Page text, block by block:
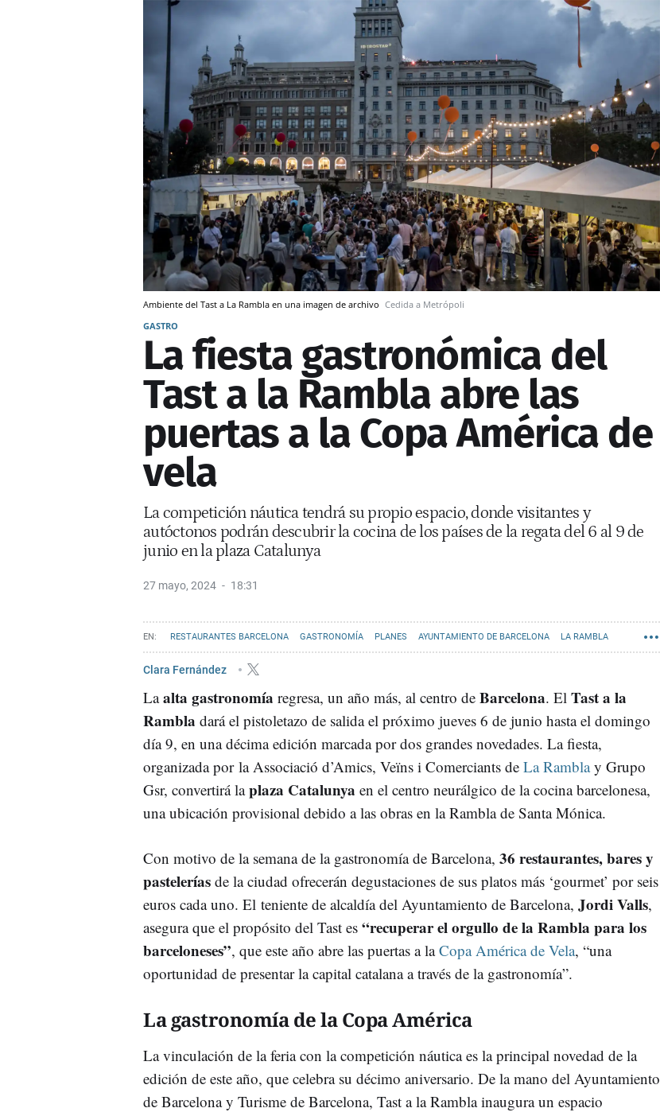
Ambiente del Tast a La Rambla en una imagen de archivo Cedida a Metrópoli
GASTRO
La fiesta gastronómica del
Tast a la Rambla abre las
puertas a la Copa América de
vela
La competición náutica tendrá su propio espacio, donde visitantes y
autóctonos podrán descubrir la cocina de los países de la regata del 6 al 9 de
junio en la plaza Catalunya
27 mayo, 2024 18:31
RESTAURANTES BARCELONA GASTRONOMÍA PLANES AYUNTAMIENTO DE BARCELONA LA RAMBLA
COPA AMÉRICA DE VELA BARCELONA
Clara Fernández
Laalta gastronomía regresa, un año más, al centro de Barcelona. El Tast a la
Rambla dará el pistoletazo de salida el próximo jueves 6 de junio hasta el domingo
día 9, en una décima edición marcada por dos grandes novedades. La fiesta,
organizada por la Associació d’Amics, Veïns i Comerciants de La Ramblay Grupo
Gsr, convertirá laplaza Catalunya en el centro neurálgico de la cocina barcelonesa,
una ubicación provisional debido a las obras en la Rambla de Santa Mónica.
Con motivo de la semana de la gastronomía de Barcelona, 36 restaurantes, bares y
pastelerías de la ciudad ofrecerán degustaciones de sus platos más ‘gourmet’ por seis
euros cada uno. El teniente de alcaldía del Ayuntamiento de Barcelona, Jordi Valls,
asegura que el propósito del Tast es “recuperar el orgullo de la Rambla para los
barceloneses”, que este año abre las puertas a laCopa América de Vela, “una
oportunidad de presentar la capital catalana a través de la gastronomía”.
La gastronomía de la Copa América
La vinculación de la feria con la competición náutica es la principal novedad de la
edición de este año, que celebra su décimo aniversario. De la mano del Ayuntamiento
de Barcelona y Turisme de Barcelona, Tast a la Rambla inaugura un espacio